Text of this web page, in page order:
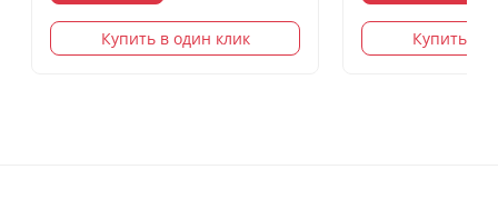
Купить в один клик Купить в